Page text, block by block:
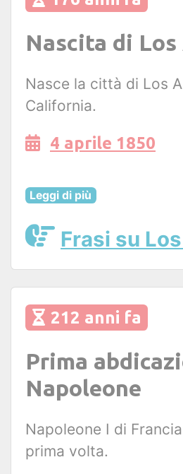
Nascita di Los
Nasce la città di Los
California.
4 aprile 1850
Leggi di più
Frasi su
212 anni fa
Prima
Napoleone
Napoleone I di
prima volta.